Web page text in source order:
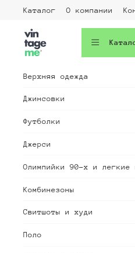
Каталог О компании
Верхняя одежда
Джинсовки
Футболки
Джерси
Олимпийки 90-х и легкие
Комбинезоны
Свитшоты и худи
Поло